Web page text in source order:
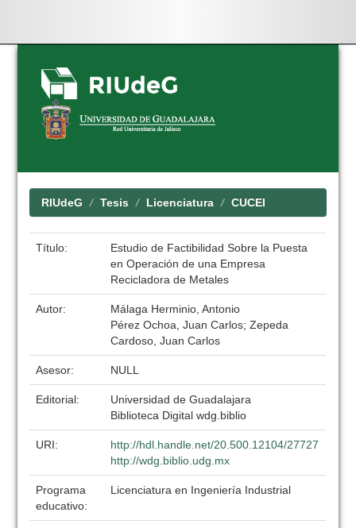
Skip
navigation
RIUdeG Tesis Licenciatura CUCEI
Título:
Estudio de Factibilidad Sobre la Puesta
en Operación de una Empresa
Recicladora de Metales
Autor:
Málaga Herminio, Antonio
Pérez Ochoa, Juan Carlos; Zepeda
Cardoso, Juan Carlos
Asesor: NULL
Editorial:
Universidad de Guadalajara
Biblioteca Digital wdg.biblio
URI:
http://hdl.handle.net/20.500.12104/27727
http://wdg.biblio.udg.mx
Programa
educativo:
Licenciatura en Ingeniería Industrial